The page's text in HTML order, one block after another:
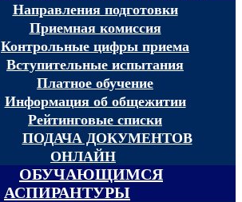
Направления подготовки
Приемная комиссия
Контрольные цифры приема
Вступительные испытания
Платное обучение
Информация об общежитии
Рейтинговые списки
ПОДАЧА ДОКУМЕНТОВ
ОНЛАЙН
ОБУЧАЮЩИМСЯ
АСПИРАНТУРЫ